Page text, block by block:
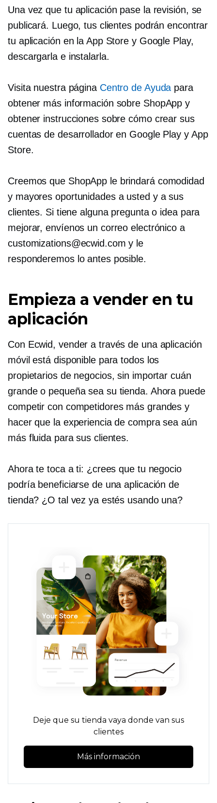
Una vez que tu aplicación pase la revisión, se
publicará. Luego, tus clientes podrán encontrar
tu aplicación en la App Store y Google Play,
descargarla e instalarla.
Visita nuestra página Centro de Ayuda para
obtener más información sobre ShopApp y
obtener instrucciones sobre cómo crear sus
cuentas de desarrollador en Google Play y App
Store.
Creemos que ShopApp le brindará comodidad
y mayores oportunidades a usted y a sus
clientes. Si tiene alguna pregunta o idea para
mejorar, envíenos un correo electrónico a
customizations@ecwid.com y le
responderemos lo antes posible.
Empieza a vender en tu
aplicación
Con Ecwid, vender a través de una aplicación
móvil está disponible para todos los
propietarios de negocios, sin importar cuán
grande o pequeña sea su tienda. Ahora puede
competir con competidores más grandes y
hacer que la experiencia de compra sea aún
más fluida para sus clientes.
Ahora te toca a ti: ¿crees que tu negocio
podría beneficiarse de una aplicación de
tienda? ¿O tal vez ya estés usando una?
Deje que su tienda vaya donde van sus
clientes
Más información